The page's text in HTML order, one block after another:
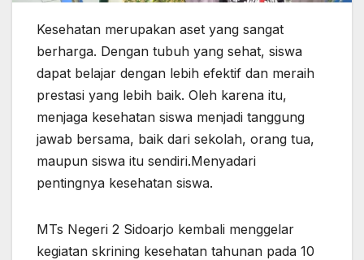
Kesehatan merupakan aset yang sangat
berharga. Dengan tubuh yang sehat, siswa
dapat belajar dengan lebih efektif dan meraih
prestasi yang lebih baik. Oleh karena itu,
menjaga kesehatan siswa menjadi tanggung
jawab bersama, baik dari sekolah, orang tua,
maupun siswa itu sendiri.Menyadari
pentingnya kesehatan siswa.
MTs Negeri 2 Sidoarjo kembali menggelar
kegiatan skrining kesehatan tahunan pada 10